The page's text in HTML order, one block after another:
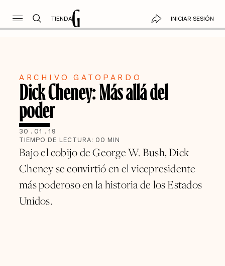
TIENDA INICIAR SESIÓN
ARCHIVO GATOPARDO
Dick Cheney: Más allá del
poder
30 . 01 . 19
TIEMPO DE LECTURA: 00 MIN
Bajo el cobijo de George W. Bush, Dick
Cheney se convirtió en el vicepresidente
más poderoso en la historia de los Estados
Unidos.